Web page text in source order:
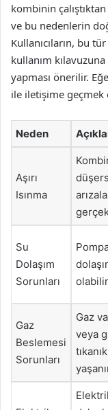
kombinin
ve bu nedenlerin
Kullanıcıların, bu
kullanım
yapması önerilir.
ile iletişime geçmek
Neden
Aşırı
Isınma
Su
Dolaşım
Sorunları
Gaz
Beslemesi
Sorunları
Gaz
veya